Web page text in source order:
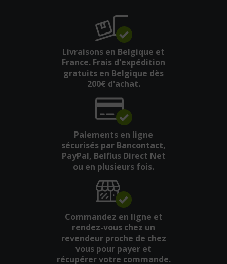
Livraisons en Belgique et
France. Frais d'expédition
gratuits en Belgique dès
200€ d'achat.
Paiements en ligne
sécurisés par Bancontact,
PayPal, Belfius Direct Net
ou en plusieurs fois.
Commandez en ligne et
rendez-vous chez un
revendeurproche de chez
vous pour payer et
récupérer votre commande.